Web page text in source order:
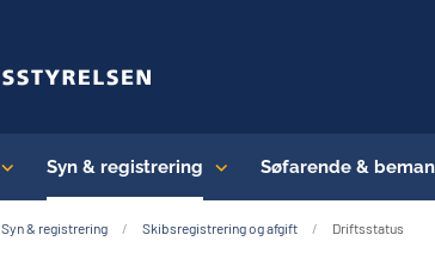
Syn & registrering Søfarende &
Syn & registrering Skibsregistrering og afgift Driftsstatus